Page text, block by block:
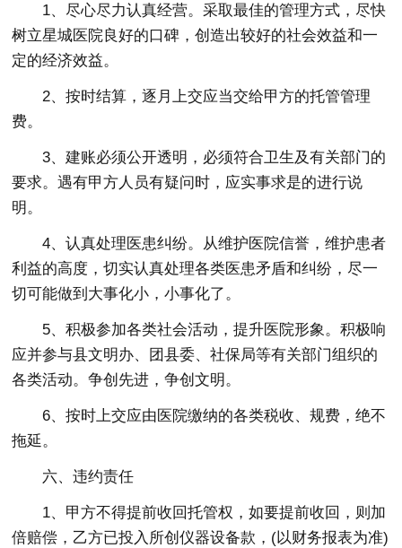
1、尽心尽力认真经营。采取最佳的管理方式，尽快
树立星城医院良好的口碑，创造出较好的社会效益和一
定的经济效益。
2、按时结算，逐月上交应当交给甲方的托管管理
费。
3、建账必须公开透明，必须符合卫生及有关部门的
要求。遇有甲方人员有疑问时，应实事求是的进行说
明。
4、认真处理医患纠纷。从维护医院信誉，维护患者
利益的高度，切实认真处理各类医患矛盾和纠纷，尽一
切可能做到大事化小，小事化了。
5、积极参加各类社会活动，提升医院形象。积极响
应并参与县文明办、团县委、社保局等有关部门组织的
各类活动。争创先进，争创文明。
6、按时上交应由医院缴纳的各类税收、规费，绝不
拖延。
六、违约责任
1、甲方不得提前收回托管权，如要提前收回，则加
倍赔偿，乙方已投入所创仪器设备款，(以财务报表为准)